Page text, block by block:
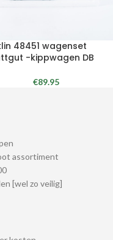
48451 wagenset
-kippwagen DB
€89.95
assortiment
[wel zo veilig]